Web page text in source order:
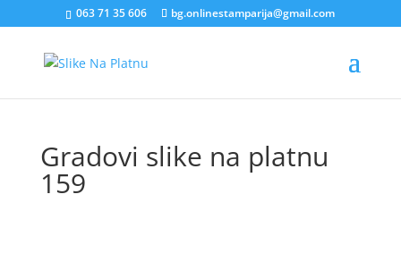
063 71 35 606 bg.onlinestamparija@gmail.com
Gradovi slike na platnu
159